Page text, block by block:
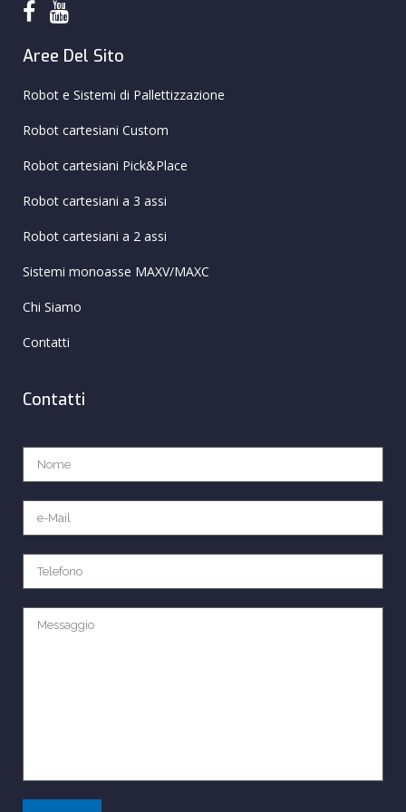
Aree Del Sito
Robot e Sistemi di Pallettizzazione
Robot cartesiani Custom
Robot cartesiani Pick&Place
Robot cartesiani a 3 assi
Robot cartesiani a 2 assi
Sistemi monoasse MAXV/MAXC
Chi Siamo
Contatti
Contatti